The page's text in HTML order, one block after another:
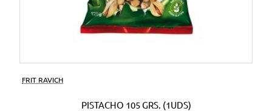
FRIT RAVICH
PISTACHO 105 GRS. (1UDS)